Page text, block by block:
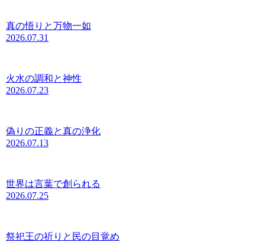
真の悟りと万物一如
2026.07.31
火水の調和と神性
2026.07.23
偽りの正義と真の浄化
2026.07.13
世界は言葉で創られる
2026.07.25
祭祀王の祈りと民の目覚め